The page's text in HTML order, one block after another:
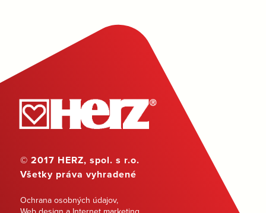
© 2017 HERZ, spol. s r.o.
Všetky práva vyhradené
Ochrana osobných údajov,